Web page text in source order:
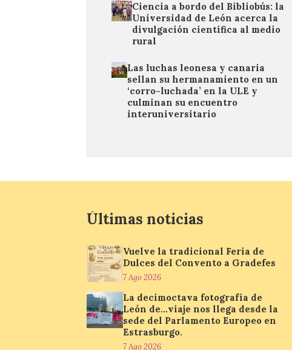
Ciencia a bordo del Bibliobús: la
Universidad de León acerca la
divulgación científica al medio
rural
Las luchas leonesa y canaria
sellan su hermanamiento en un
‘corro-luchada’ en la ULE y
culminan su encuentro
interuniversitario
Últimas noticias
Vuelve la tradicional Feria de
Dulces del Convento a Gradefes
7 Ago 2026
La decimoctava fotografía de
León de…viaje nos llega desde la
sede del Parlamento Europeo en
Estrasburgo.
7 Ago 2026